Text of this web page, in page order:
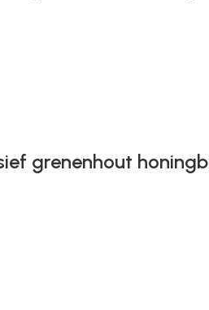
grenenhout